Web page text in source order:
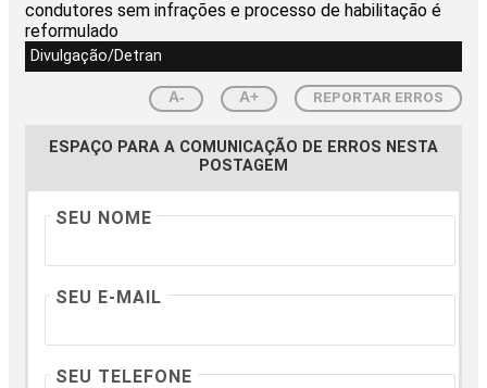
Divulgação/Detran
A- A+ REPORTAR ERROS
ESPAÇO PARA A COMUNICAÇÃO DE ERROS NESTA
POSTAGEM
SEU NOME
SEU E-MAIL
SEU TELEFONE